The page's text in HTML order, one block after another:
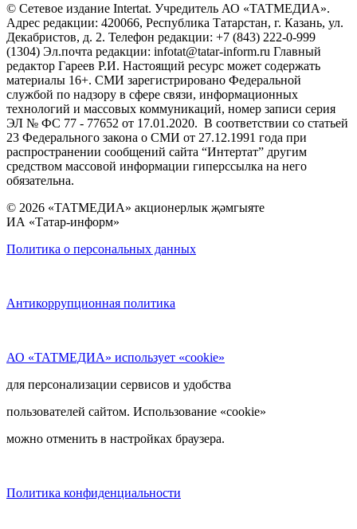
© Сетевое издание Intertat. Учредитель АО «ТАТМЕДИА».
Адрес редакции: 420066, Республика Татарстан, г. Казань, ул.
Декабристов, д. 2. Телефон редакции: +7 (843) 222-0-999
(1304) Эл.почта редакции: infotat@tatar-inform.ru Главный
редактор Гареев Р.И. Настоящий ресурс может содержать
материалы 16+. СМИ зарегистрировано Федеральной
службой по надзору в сфере связи, информационных
технологий и массовых коммуникаций, номер записи серия
ЭЛ № ФС 77 - 77652 от 17.01.2020. В соответствии со статьей
23 Федерального закона о СМИ от 27.12.1991 года при
распространении сообщений сайта “Интертат” другим
средством массовой информации гиперссылка на него
обязательна.
© 2026 «ТАТМЕДИА» акционерлык җәмгыяте
ИА «Татар-информ»
Политика о персональных данных
Антикоррупционная политика
АО «ТАТМЕДИА» использует «cookie»
для персонализации сервисов и удобства
пользователей сайтом. Использование «cookie»
можно отменить в настройках браузера.
Политика конфиденциальности